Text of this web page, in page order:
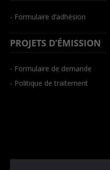
- Formulaire d’adhésion
PROJETS D’ÉMISSION
- Formulaire de demande
- Politique de traitement